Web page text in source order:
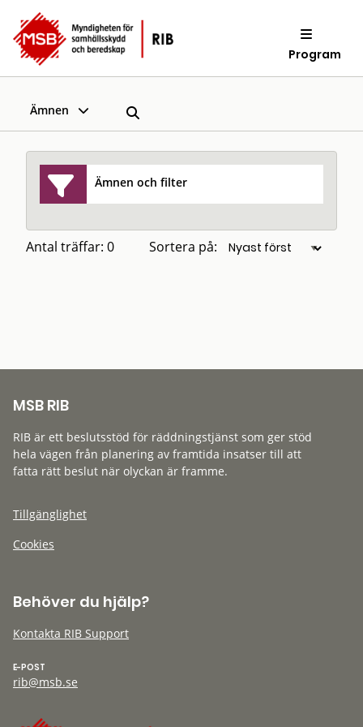
Program
Ämnen
Ämnen och filter
Antal träffar: 0 Sortera på:
MSB RIB
RIB är ett beslutsstöd för räddningstjänst som ger stöd
hela vägen från planering av framtida insatser till att
fatta rätt beslut när olyckan är framme.
Tillgänglighet
Cookies
Behöver du hjälp?
Kontakta RIB Support
E-POST
rib@msb.se